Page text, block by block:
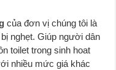
của đơn vị chúng tôi là
nghẹt. Giúp người dân
toilet trong sinh hoat
nhiều mức giá khác